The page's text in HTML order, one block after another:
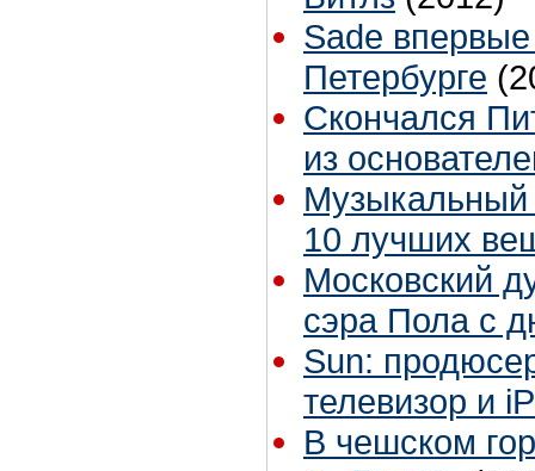
Sade
Петербурге
Скончался
из
Музыкальный
10 лучших
Московский
сэра Пола с
Sun:
телевизор и
В чешском